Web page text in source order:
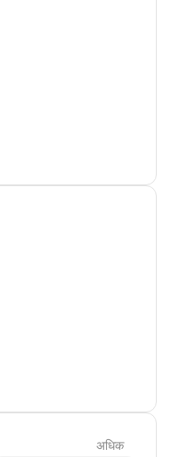
अधिक